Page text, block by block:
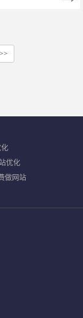
>>
优化
做网站